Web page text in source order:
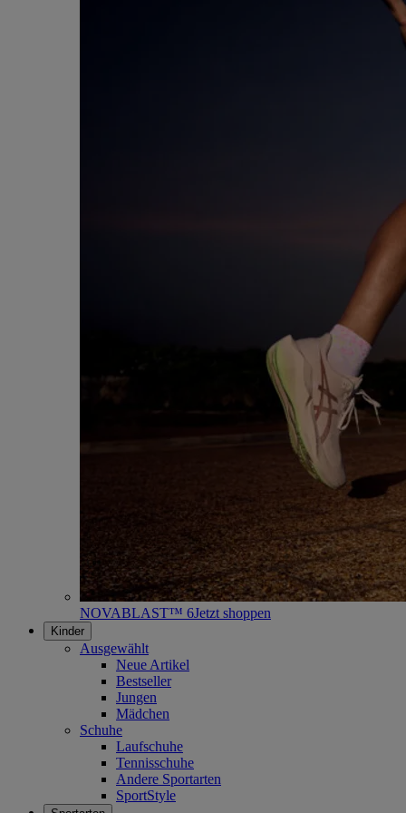
NOVABLAST™ 6Jetzt shoppen
Kinder
Ausgewählt
Neue Artikel
Bestseller
Jungen
Mädchen
Schuhe
Laufschuhe
Tennisschuhe
Andere Sportarten
SportStyle